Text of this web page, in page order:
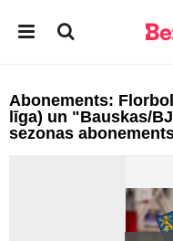
Abonements:
līga) un "Bauskas/
sezonas